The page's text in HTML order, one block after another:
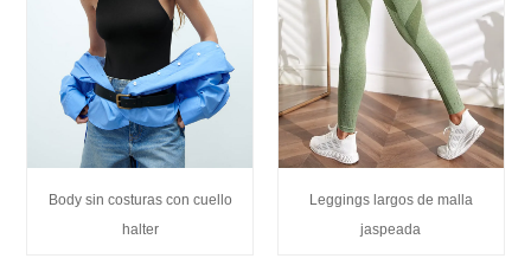
Body sin costuras con cuello
halter
Leggings largos de malla
jaspeada